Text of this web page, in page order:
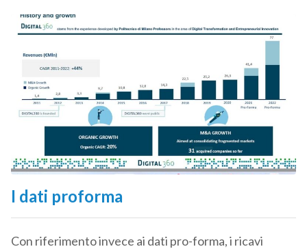
I dati proforma
Con riferimento invece ai dati pro-forma, i ricavi